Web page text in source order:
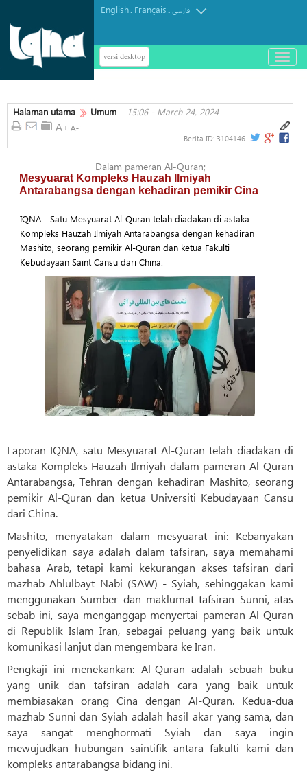
English. Français.فارسی
versi desktop
باز
و
کردن
Halaman utama Umum 15:06 - March 24, 2024
Berita ID: 3104146
Dalam pameran Al-Quran;
Mesyuarat Kompleks Hauzah Ilmiyah
Antarabangsa dengan kehadiran pemikir Cina
IQNA - Satu Mesyuarat Al-Quran telah diadakan di astaka
Kompleks Hauzah Ilmiyah Antarabangsa dengan kehadiran
Mashito, seorang pemikir Al-Quran dan ketua Fakulti
Kebudayaan Saint Cansu dari China.
Laporan IQNA, satu Mesyuarat Al-Quran telah diadakan di
astaka Kompleks Hauzah Ilmiyah dalam pameran Al-Quran
Antarabangsa, Tehran dengan kehadiran Mashito, seorang
pemikir Al-Quran dan ketua Universiti Kebudayaan Cansu
dari China.
Mashito, menyatakan dalam mesyuarat ini: Kebanyakan
penyelidikan saya adalah dalam tafsiran, saya memahami
bahasa Arab, tetapi kami kekurangan akses tafsiran dari
mazhab Ahlulbayt Nabi (SAW) - Syiah, sehinggakan kami
menggunakan Sumber dan maklumat tafsiran Sunni, atas
sebab ini, saya menganggap menyertai pameran Al-Quran
di Republik Islam Iran, sebagai peluang yang baik untuk
komunikasi lanjut dan mengembara ke Iran.
Pengkaji ini menekankan: Al-Quran adalah sebuah buku
yang unik dan tafsiran adalah cara yang baik untuk
membiasakan orang Cina dengan Al-Quran. Kedua-dua
mazhab Sunni dan Syiah adalah hasil akar yang sama, dan
saya sangat menghormati Syiah dan saya ingin
mewujudkan hubungan saintifik antara fakulti kami dan
kompleks antarabangsa bidang ini.